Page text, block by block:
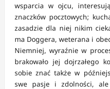
wsparcia w ojcu,
znaczków pocztowych;
zasadzie dla niej nikim
ma Doggera, weterana i
Niemniej, wyraźnie w
brakowało jej dojrzałego
sobie znać także w
swe pasje i zdolności,